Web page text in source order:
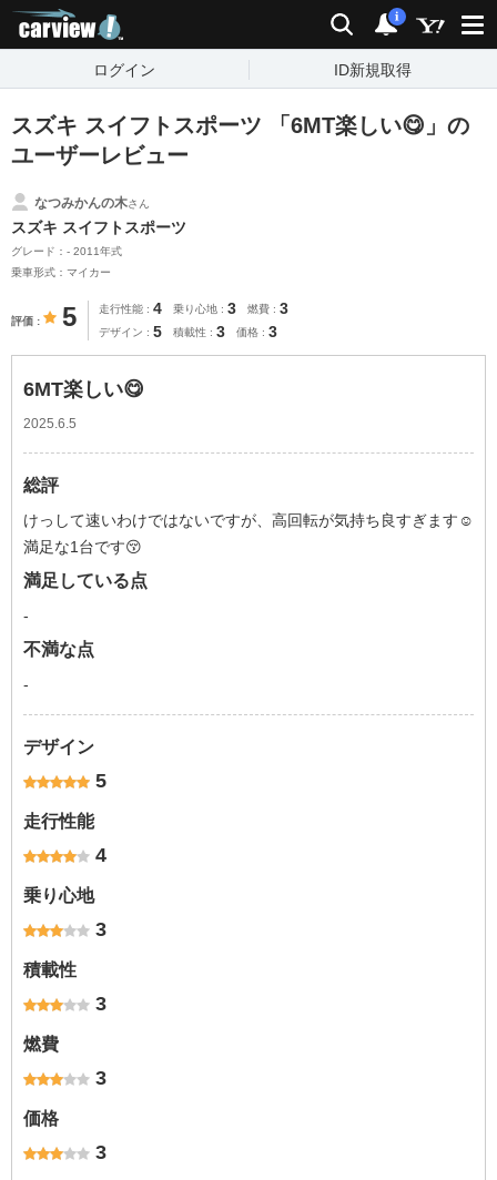
検索 通知
i
ログイン ID新規取得
スズキ スイフトスポーツ 「6MT楽しい😋」の
ユーザーレビュー
なつみかんの木さん
スズキ スイフトスポーツ
グレード：- 2011年式
乗車形式：マイカー
評価 5 走行性能 4 乗り心地 3 燃費 3
デザイン 5 積載性 3 価格 3
6MT楽しい😋
2025.6.5
総評
けっして速いわけではないですが、高回転が気持ち良すぎます☺️
満足な1台です😚
満足している点
-
不満な点
-
デザイン
5
走行性能
4
乗り心地
3
積載性
3
燃費
3
価格
3